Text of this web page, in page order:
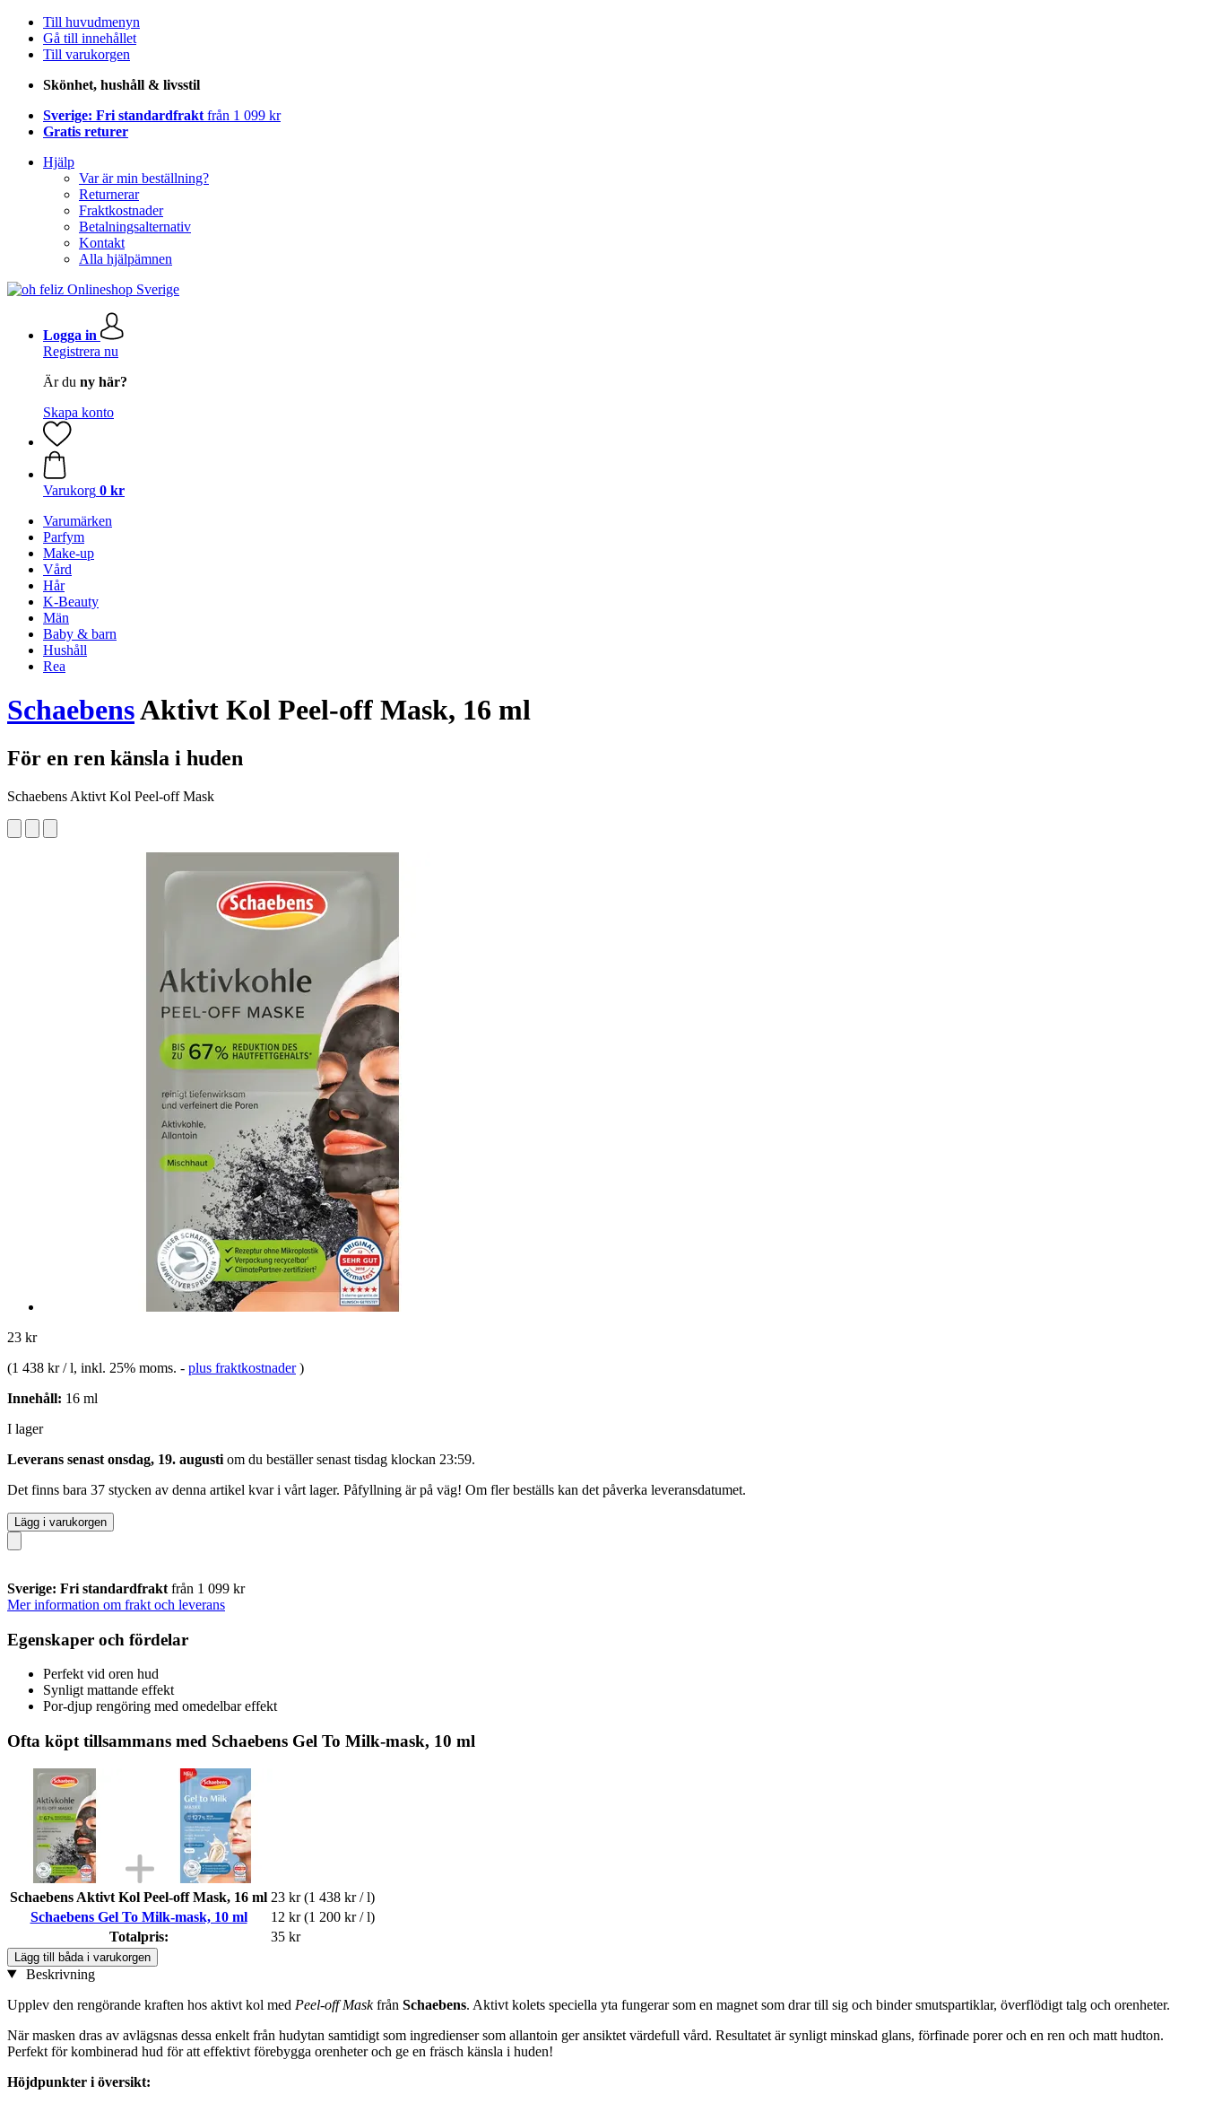
Till huvudmenyn
Gå till innehållet
Till varukorgen
Skönhet, hushåll & livsstil
Sverige: Fri standardfrakt från 1 099 kr
Gratis returer
Hjälp
Var är min beställning?
Returnerar
Fraktkostnader
Betalningsalternativ
Kontakt
Alla hjälpämnen
Logga in
Registrera nu
Är du ny här?
Skapa konto
Varukorg 0 kr
Varumärken
Parfym
Make-up
Vård
Hår
K-Beauty
Män
Baby & barn
Hushåll
Rea
SchaebensAktivt Kol Peel-off Mask, 16 ml
För en ren känsla i huden
Schaebens Aktivt Kol Peel-off Mask
23 kr
(1 438 kr / l, inkl. 25% moms. - plus fraktkostnader )
Innehåll: 16 ml
I lager
Leverans senast onsdag, 19. augusti om du beställer senast tisdag klockan 23:59.
Det finns bara 37 stycken av denna artikel kvar i vårt lager. Påfyllning är på väg! Om fler beställs kan det påverka leveransdatumet.
Lägg i varukorgen
Sverige: Fri standardfrakt från 1 099 kr
Mer information om frakt och leverans
Egenskaper och fördelar
Perfekt vid oren hud
Synligt mattande effekt
Por-djup rengöring med omedelbar effekt
Ofta köpt tillsammans med Schaebens Gel To Milk-mask, 10 ml
Schaebens Aktivt Kol Peel-off Mask, 16 ml 23 kr (1 438 kr / l)
Schaebens Gel To Milk-mask, 10 ml
12 kr (1 200 kr / l)
Totalpris:
35 kr
Lägg till båda i varukorgen
Beskrivning
Upplev den rengörande kraften hos aktivt kol med Peel-off Maskfrån Schaebens. Aktivt kolets speciella yta fungerar som en magnet som drar till sig och binder smutspartiklar, överflödigt talg och orenheter.
När masken dras av avlägsnas dessa enkelt från hudytan samtidigt som ingredienser som allantoin ger ansiktet värdefull vård. Resultatet är synligt minskad glans, förfinade porer och en ren och matt hudton.
Perfekt för kombinerad hud för att effektivt förebygga orenheter och ge en fräsch känsla i huden!
Höjdpunkter i översikt: